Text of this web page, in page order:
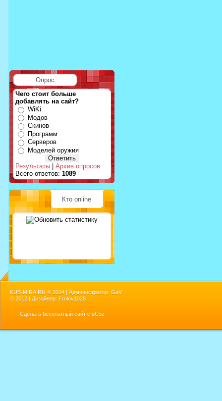
Опрос
Чего стоит больше
добавлять на сайт?
WiKi
Модов
Скинов
Программ
Серверов
Моделей оружия
Результаты
Архив опросов
Всего ответов: 1089
Кто online
KUB-MIRA.RU © 2014 | Администратор: GaV
© 2012 | Дизайнер: Frolov1028
Сделать бесплатный сайт с uCoz